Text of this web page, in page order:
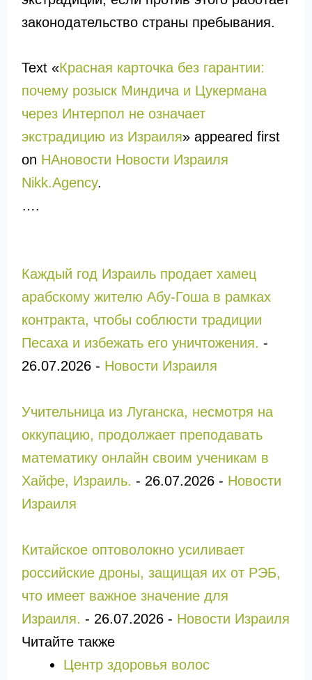
законодательство страны пребывания.
Text «Красная карточка без гарантии:
почему розыск Миндича и Цукермана
через Интерпол не означает
экстрадицию из Израиля» appeared first
on НАновости Новости Израиля
Nikk.Agency.
….
Каждый год Израиль продает хамец
арабскому жителю Абу-Гоша в рамках
контракта, чтобы соблюсти традиции
Песаха и избежать его уничтожения. -
26.07.2026- Новости Израиля
Учительница из Луганска, несмотря на
оккупацию, продолжает преподавать
математику онлайн своим ученикам в
Хайфе, Израиль. - 26.07.2026- Новости
Израиля
Китайское оптоволокно усиливает
российские дроны, защищая их от РЭБ,
что имеет важное значение для
Израиля. - 26.07.2026- Новости Израиля
Читайте также
Центр здоровья волос